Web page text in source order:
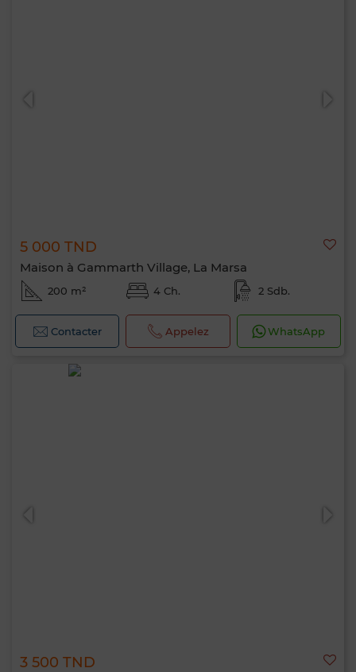
5 000 TND
Maison à Gammarth Village, La Marsa
200 m² 4 Ch. 2 Sdb.
Contacter Appelez WhatsApp
3 500 TND